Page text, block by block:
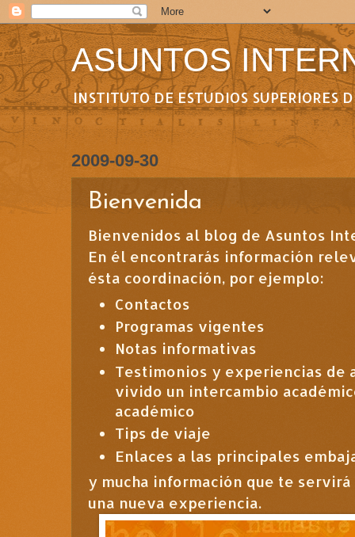
ASUNTOS
INSTITUTO DE ESTUDIOS SUPERIORES
2009-09-30
Bienvenida
Bienvenidos al blog de Asuntos
En él encontrarás información
ésta coordinación, por ejemplo:
Contactos
Programas vigentes
Notas informativas
Testimonios y experiencias de
vivido un intercambio
académico
Tips de viaje
Enlaces a las principales
y mucha información que te
una nueva experiencia.